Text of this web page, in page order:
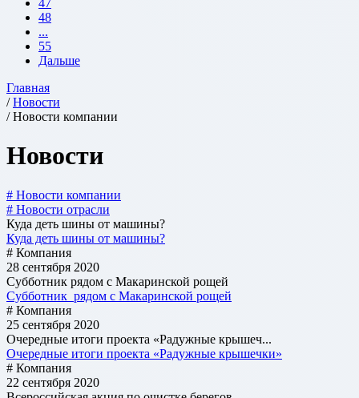
48
...
55
Дальше
Главная
/Новости
/ Новости компании
Новости
# Новости компании
# Новости отрасли
Куда деть шины от машины?
Куда деть шины от машины?
# Компания
28 сентября 2020
Субботник рядом с Макаринской рощей
Субботник рядом с Макаринской рощей
# Компания
25 сентября 2020
Очередные итоги проекта «Радужные крышеч...
Очередные итоги проекта «Радужные крышечки»
# Компания
22 сентября 2020